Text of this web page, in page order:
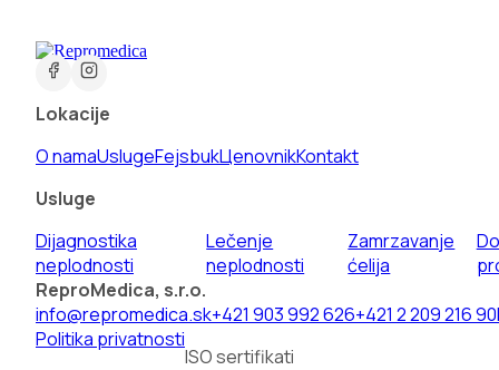
Lokacije
O namaUslugeFejsbukЦenovnikKontakt
Usluge
Dijagnostika
neplodnosti
Lečenje
neplodnosti
Zamrzavanje
ćelija
ReproMedica, s.r.o.
info@repromedica.sk+421 903 992 626+421 2 209 216 90
Politika privatnosti
ISO sertifikati